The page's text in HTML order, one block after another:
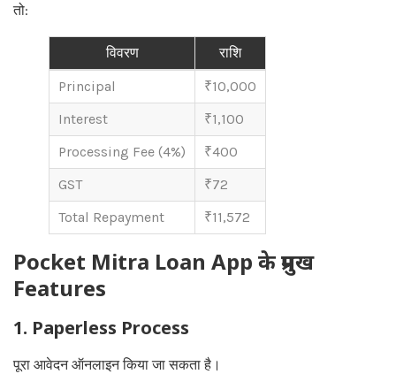
तो:
विवरण
राशि
Principal
₹10,000
Interest
₹1,100
Processing Fee (4%)
₹400
GST
₹72
Total Repayment
₹11,572
Pocket Mitra Loan App के प्रमुख
Features
1. Paperless Process
पूरा आवेदन ऑनलाइन किया जा सकता है।